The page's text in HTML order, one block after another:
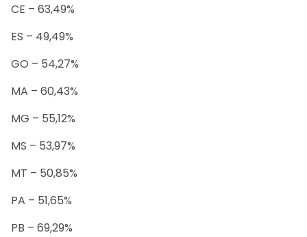
CE – 63,49%
ES – 49,49%
GO – 54,27%
MA – 60,43%
MG – 55,12%
MS – 53,97%
MT – 50,85%
PA – 51,65%
PB – 69,29%